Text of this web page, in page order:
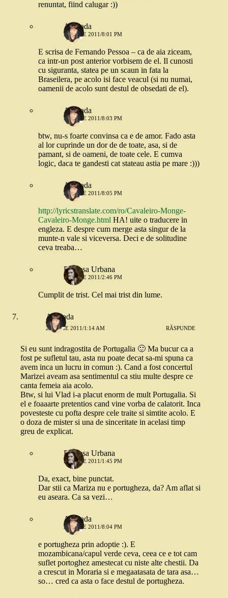
renuntat, fiind calugar :))
Andrada
21 IULIE 2011/8:01 PM
E scrisa de Fernando Pessoa – ca de aia ziceam,
ca intr-un post anterior vorbisem de el. Il cunosti
cu siguranta, statea pe un scaun in fata la
Braseilera, pe acolo isi face veacul (si nu numai,
oamenii de acolo sunt destul de obsedati de el).
Andrada
21 IULIE 2011/8:03 PM
btw, nu-s foarte convinsa ca e de amor. Fado asta
al lor cuprinde un dor de de toate, asa, si de
pamant, si de oameni, de toate cele. E cumva
logic, daca te gandesti cat stateau astia pe mare :)))
Andrada
21 IULIE 2011/8:05 PM
http://lyricstranslate.com/ro/Cavaleiro-Monge-
Cavaleiro-Monge.html HA! uite o traducere in
engleza. E despre cum merge asta singur de la
munte-n vale si viceversa. Deci e de solitudine
ceva treaba…
Printesa Urbana
22 IULIE 2011/2:46 PM
Cumplit de trist. Cel mai trist din lume.
Andrada
21 IULIE 2011/1:14 AM RĂSPUNDE
Si eu sunt indragostita de Portugalia 🙂 Ma bucur ca a
fost pe sufletul tau, asta nu poate decat sa-mi spuna ca
avem inca un lucru in comun :). Cand a fost concertul
Marizei aveam asa sentimentul ca stiu multe despre ce
canta femeia aia acolo.
Btw, si lui Vlad i-a placut enorm de mult Portugalia. Si
el e foaaarte pretentios cand vine vorba de calatorit. Inca
povesteste cu pofta despre cele traite si simtite acolo. E
o doza de mister si una de sinceritate in acelasi timp
greu de explicat.
Printesa Urbana
21 IULIE 2011/1:45 PM
Da, exact, bine punctat.
Dar stii ca Mariza nu e portugheza, da? Am aflat si
eu aseara. Ca sa vezi…
Andrada
21 IULIE 2011/8:04 PM
e portugheza prin adoptie :). E
mozambicana/capul verde ceva, ceea ce e tot cam
suflet portoghez amestecat cu niste alte chestii. Da
a crescut in Moraria si e megaatasata de tara asa…
so… cred ca asta o face destul de portugheza.